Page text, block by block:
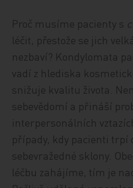
Proč musíme pacienty s
léčit, přestože se jich
nezbaví? Kondylomata
vadí z hlediska
snižuje kvalitu života.
sebevědomí a přináší
interpersonálních
případy, kdy pacienti trpí
sebevražedné sklony.
léčbu zahájíme, tím je